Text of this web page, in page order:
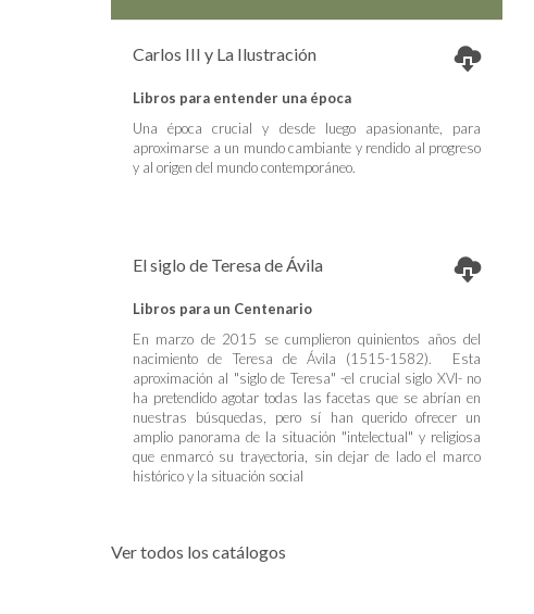
Carlos III y La Ilustración
Libros para entender una época
Una época crucial y desde luego apasionante, para
aproximarse a un mundo cambiante y rendido al progreso
y al origen del mundo contemporáneo.
El siglo de Teresa de Ávila
Libros para un Centenario
En marzo de 2015 se cumplieron quinientos años del
nacimiento de Teresa de Ávila (1515-1582). Esta
aproximación al "siglo de Teresa" -el crucial siglo XVI- no
ha pretendido agotar todas las facetas que se abrían en
nuestras búsquedas, pero sí han querido ofrecer un
amplio panorama de la situación "intelectual" y religiosa
que enmarcó su trayectoria, sin dejar de lado el marco
histórico y la situación social
Ver todos los catálogos